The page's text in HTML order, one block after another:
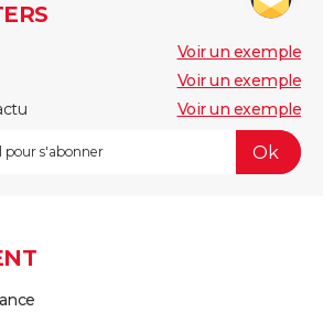
Voir un exemple
Voir un exemple
Voir un exemple